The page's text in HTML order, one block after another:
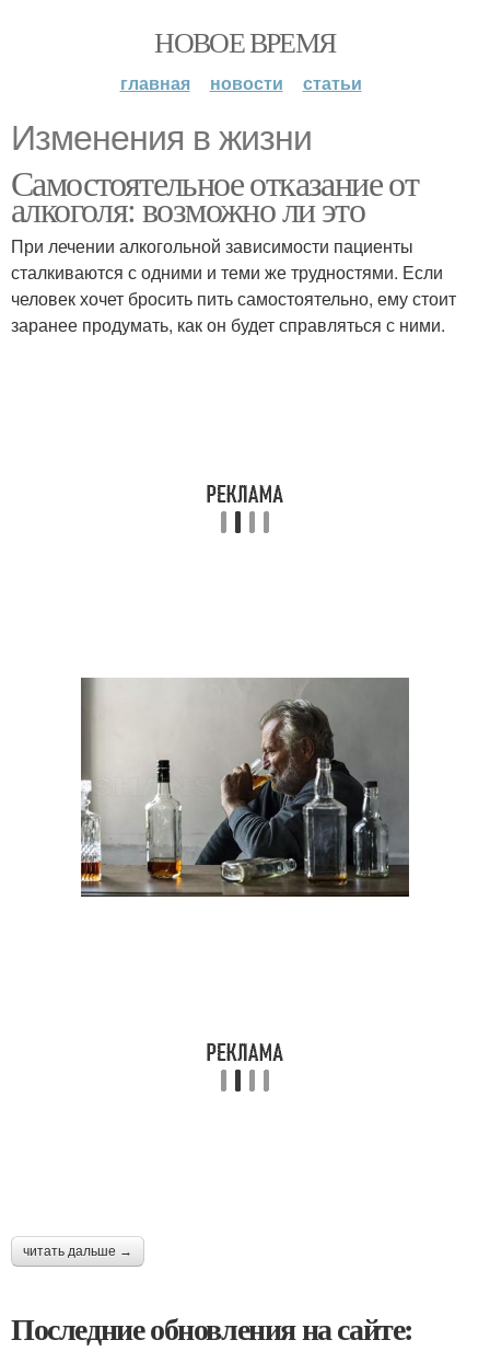
НОВОЕ ВРЕМЯ
главная новости статьи
Изменения в жизни
Самостоятельное отказание от
алкоголя: возможно ли это
При лечении алкогольной зависимости пациенты
сталкиваются с одними и теми же трудностями. Если
человек хочет бросить пить самостоятельно, ему стоит
заранее продумать, как он будет справляться с ними.
читать дальше →
Последние обновления на сайте: